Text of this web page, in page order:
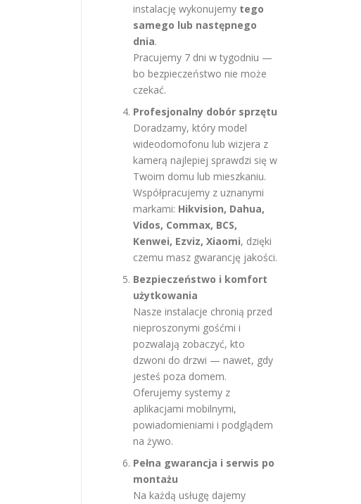
instalację wykonujemy tego
samego lub następnego
dnia.
Pracujemy 7 dni w tygodniu —
bo bezpieczeństwo nie może
czekać.
Profesjonalny dobór sprzętu
Doradzamy, który model
wideodomofonu lub wizjera z
kamerą najlepiej sprawdzi się w
Twoim domu lub mieszkaniu.
Współpracujemy z uznanymi
markami: Hikvision, Dahua,
Vidos, Commax, BCS,
Kenwei, Ezviz, Xiaomi, dzięki
czemu masz gwarancję jakości.
Bezpieczeństwo i komfort
użytkowania
Nasze instalacje chronią przed
nieproszonymi gośćmi i
pozwalają zobaczyć, kto
dzwoni do drzwi — nawet, gdy
jesteś poza domem.
Oferujemy systemy z
aplikacjami mobilnymi,
powiadomieniami i podglądem
na żywo.
Pełna gwarancja i serwis po
montażu
Na każdą usługę dajemy